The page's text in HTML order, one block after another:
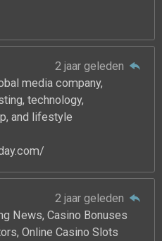
2 jaar geleden
media company,
technology,
and lifestyle
2 jaar geleden
News, Casino Bonuses
Online Casino Slots